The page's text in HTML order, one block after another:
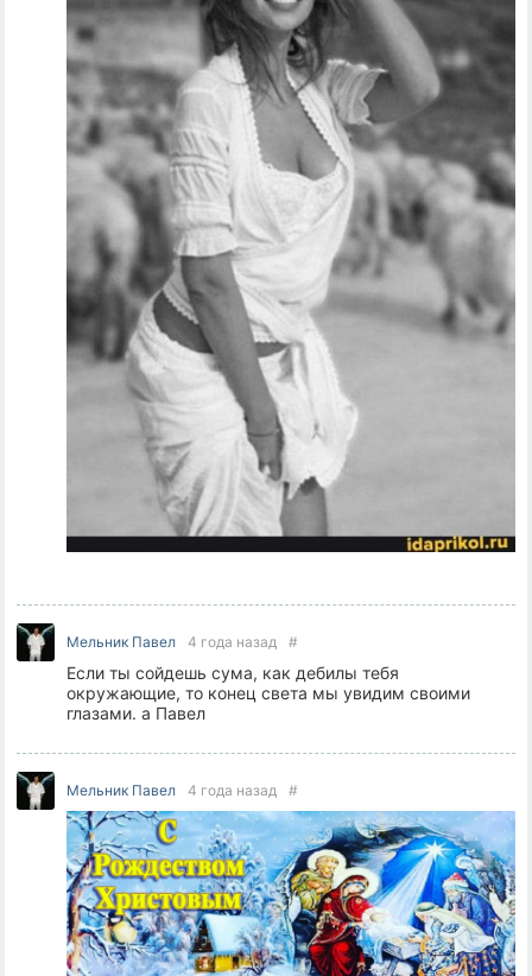
Мельник Павел 4 года назад #
Если ты сойдешь сума, как дебилы тебя
окружающие, то конец света мы увидим своими
глазами. а Павел
Мельник Павел 4 года назад #